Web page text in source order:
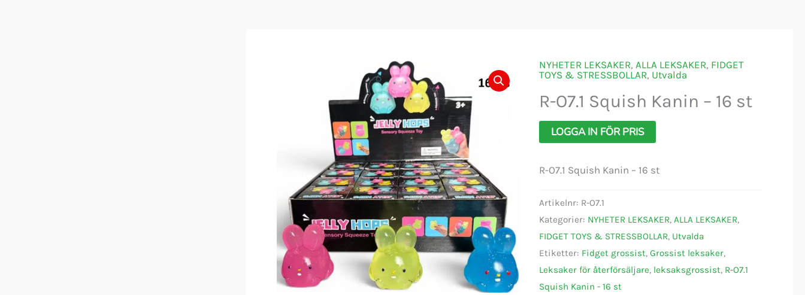
NYHETER LEKSAKER,ALLA LEKSAKER, FIDGET
TOYS & STRESSBOLLAR, Utvalda
R-O7.1 Squish Kanin – 16 st
LOGGA IN FÖR PRIS
R-O7.1 Squish Kanin – 16 st
Artikelnr: R-O7.1
Kategorier: NYHETER LEKSAKER,ALLA LEKSAKER,
FIDGET TOYS & STRESSBOLLAR, Utvalda
Etiketter: Fidget grossist,Grossist leksaker,
Leksaker för återförsäljare, leksaksgrossist, R-O7.1
Squish Kanin - 16 st